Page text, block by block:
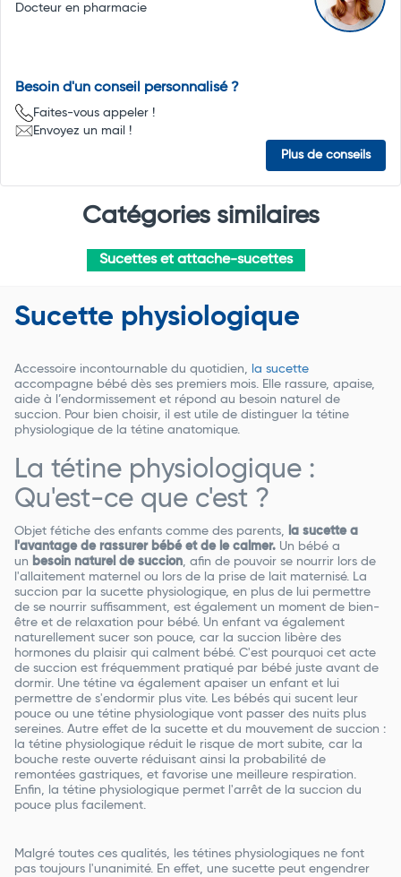
Docteur en pharmacie
Besoin d'un conseil personnalisé ?
Faites-vous appeler !
Envoyez un mail !
Plus de conseils
Catégories similaires
Sucettes et attache-sucettes
Sucette physiologique
Accessoire incontournable du quotidien, la sucette
accompagne bébé dès ses premiers mois. Elle rassure, apaise,
aide à l’endormissement et répond au besoin naturel de
succion. Pour bien choisir, il est utile de distinguer la tétine
physiologique de la tétine anatomique.
La tétine physiologique :
Qu'est-ce que c'est ?
Objet fétiche des enfants comme des parents, la sucette a
l'avantage de rassurer bébé et de le calmer. Un bébé a
un besoin naturel de succion, afin de pouvoir se nourrir lors de
l'allaitement maternel ou lors de la prise de lait maternisé. La
succion par la sucette physiologique, en plus de lui permettre
de se nourrir suffisamment, est également un moment de bien-
être et de relaxation pour bébé. Un enfant va également
naturellement sucer son pouce, car la succion libère des
hormones du plaisir qui calment bébé. C'est pourquoi cet acte
de succion est fréquemment pratiqué par bébé juste avant de
dormir. Une tétine va également apaiser un enfant et lui
permettre de s'endormir plus vite. Les bébés qui sucent leur
pouce ou une tétine physiologique vont passer des nuits plus
sereines. Autre effet de la sucette et du mouvement de succion :
la tétine physiologique réduit le risque de mort subite, car la
bouche reste ouverte réduisant ainsi la probabilité de
remontées gastriques, et favorise une meilleure respiration.
Enfin, la tétine physiologique permet l'arrêt de la succion du
pouce plus facilement.
Malgré toutes ces qualités, les tétines physiologiques ne font
pas toujours l'unanimité. En effet, une sucette peut engendrer